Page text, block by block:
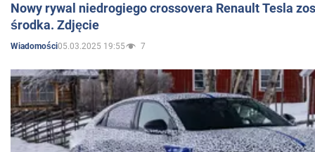
Nowy rywal niedrogiego crossovera Renault Tesla
środka. Zdjęcie
Wiadomości05.03.2025 19:55 7